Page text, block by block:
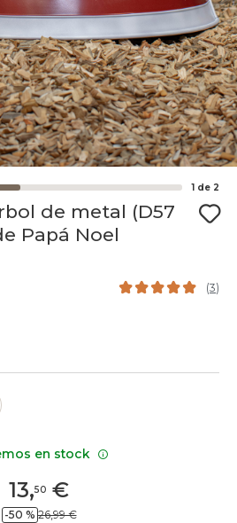
1 de 2
de metal (D57
Papá Noel
(3)
13,50 €
-50 % 26,99 €